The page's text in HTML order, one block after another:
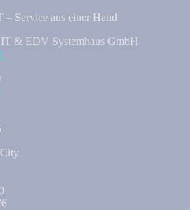
– Service aus einer Hand
& EDV Systemhaus GmbH